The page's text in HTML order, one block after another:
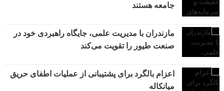
جامعه هستند
مازندران با مدیریت علمی، جایگاه راهبردی خود در
صنعت طیور را تقویت می‌کند
اعزام بالگرد برای پشتیبانی از عملیات اطفای حریق
میانکاله